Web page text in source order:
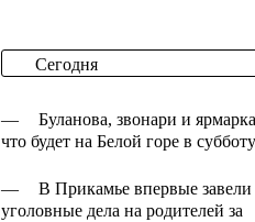
Сегодня
—
Буланова, звонари и
что будет на Белой горе в
—
В Прикамье впервые завели
уголовные дела на родителей за